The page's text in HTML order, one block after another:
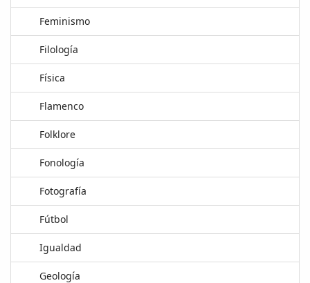
Feminismo
Filología
Física
Flamenco
Folklore
Fonología
Fotografía
Fútbol
Igualdad
Geología